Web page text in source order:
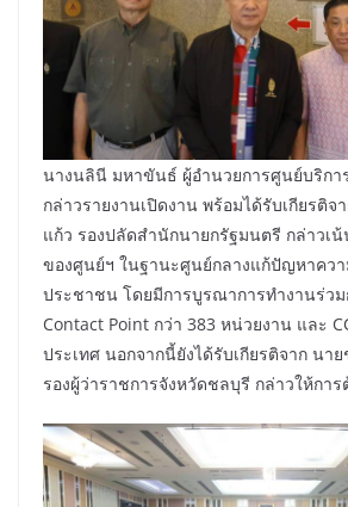
นางนลินี มหาขันธ์ ผู้อำนวยการศูนย์บริกา
กล่าวรายงานเปิดงาน พร้อมได้รับเกียรติ
แก้ว รองปลัดสำนักนายกรัฐมนตรี กล่าวเ
ของศูนย์ฯ ในฐานะศูนย์กลางแก้ปัญหาควา
ประชาชน โดยมีการบูรณาการทำงานร่วม
Contact Point กว่า 383 หน่วยงาน และ
ประเทศ นอกจากนี้ยังได้รับเกียรติจาก นา
รองผู้ว่าราชการจังหวัดชลบุรี กล่าวให้กา